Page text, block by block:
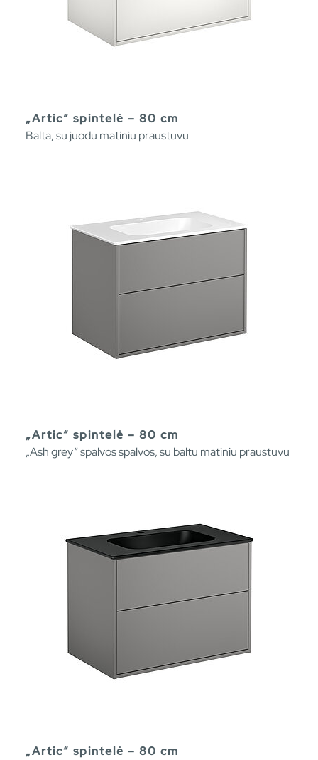
„Artic“ spintelė – 80 cm
Balta, su juodu matiniu praustuvu
„Artic“ spintelė – 80 cm
„Ash grey“ spalvos spalvos, su baltu matiniu praustuvu
„Artic“ spintelė – 80 cm